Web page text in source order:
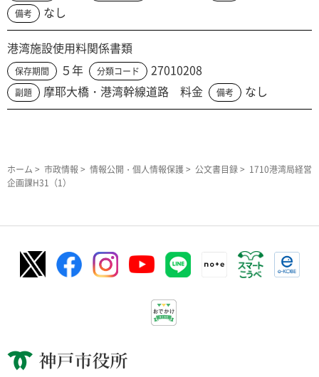
備考 なし
港湾施設使用料関係書類
保存期間 ５年 分類コード 27010208
副題 摩耶大橋・港湾幹線道路 料金 備考 なし
ホーム > 市政情報 > 情報公開・個人情報保護> 公文書目録> 1710港湾局経営
企画課H31（1）
神戸市役所